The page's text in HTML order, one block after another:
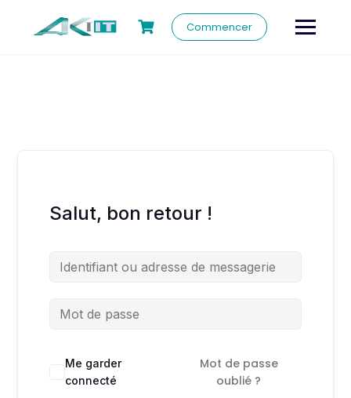
Commencer
Salut, bon retour !
Me garder
connecté
Mot de passe
oublié ?